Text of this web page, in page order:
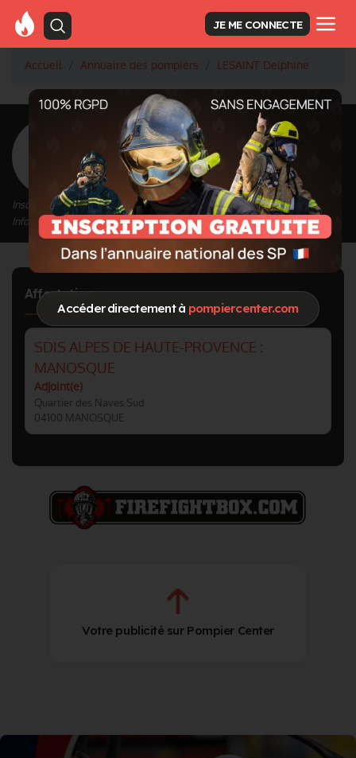
Accéder directement à pompiercenter.com
JE ME CONNECTE
Accueil Annuaire des pompiers LESAINT Delphine
< Retour à la liste des pompiers
LESAINT Delphine
Inscrit depuis le 26/04/2023 à 16:57
Informations mises à jour le 26/04/2023 à 16:57
Affectation
SDIS ALPES DE HAUTE-PROVENCE :
MANOSQUE
Adjoint(e)
Quartier des Naves Sud
04100 MANOSQUE
Votre publicité sur Pompier Center